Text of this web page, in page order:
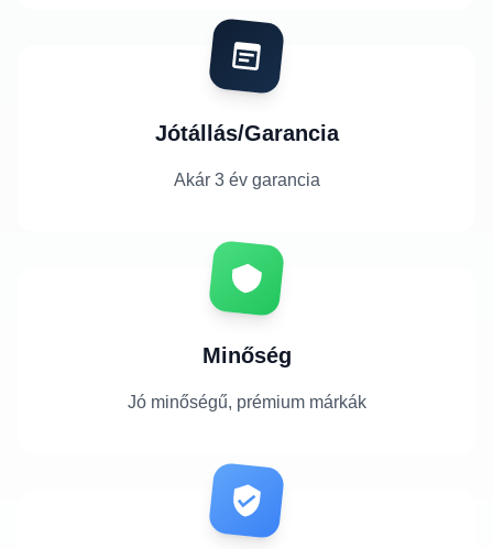
Jótállás/Garancia
Akár 3 év garancia
Minőség
Jó minőségű, prémium márkák